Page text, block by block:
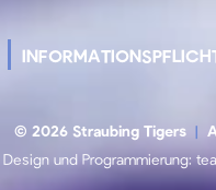
© 2026 Straubing Tigers |
Design und Programmierung: